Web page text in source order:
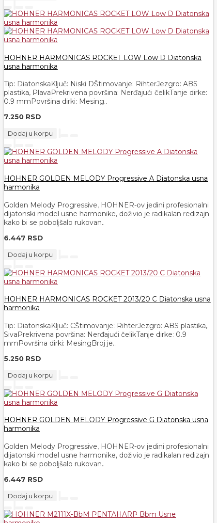
HOHNER HARMONICAS ROCKET LOW Low D Diatonska
usna harmonika
Tip: DiatonskaKljuč: Niski DŠtimovanje: RihterJezgro: ABS
plastika, PlavaPrekrivena površina: Nerđajući čelikTanje dirke:
0.9 mmPovršina dirki: Mesing..
7.250 RSD
Dodaj u korpu
HOHNER GOLDEN MELODY Progressive A Diatonska usna
harmonika
Golden Melody Progressive, HOHNER-ov jedini profesionalni
dijatonski model usne harmonike, doživio je radikalan redizajn
kako bi se poboljšalo rukovan..
6.447 RSD
Dodaj u korpu
HOHNER HARMONICAS ROCKET 2013/20 C Diatonska usna
harmonika
Tip: DiatonskaKljuč: CŠtimovanje: RihterJezgro: ABS plastika,
SivaPrekrivena površina: Nerđajući čelikTanje dirke: 0.9
mmPovršina dirki: MesingBroj je..
5.250 RSD
Dodaj u korpu
HOHNER GOLDEN MELODY Progressive G Diatonska usna
harmonika
Golden Melody Progressive, HOHNER-ov jedini profesionalni
dijatonski model usne harmonike, doživio je radikalan redizajn
kako bi se poboljšalo rukovan..
6.447 RSD
Dodaj u korpu